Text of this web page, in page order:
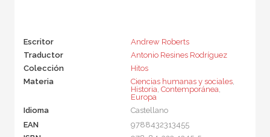
Escritor
Andrew Roberts
Traductor
Antonio Resines Rodríguez
Colección
Hitos
Materia
Ciencias humanas y sociales,
Historia Contemporánea
Europa
Idioma
Castellano
EAN
9788432313455